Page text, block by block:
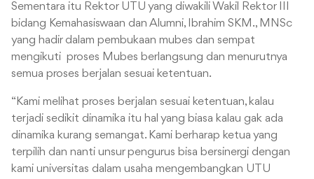
Sementara itu Rektor UTU yang diwakili Wakil Rektor III
bidang Kemahasiswaan dan Alumni, Ibrahim SKM., MNSc
yang hadir dalam pembukaan mubes dan sempat
mengikuti proses Mubes berlangsung dan menurutnya
semua proses berjalan sesuai ketentuan.
“Kami melihat proses berjalan sesuai ketentuan, kalau
terjadi sedikit dinamika itu hal yang biasa kalau gak ada
dinamika kurang semangat. Kami berharap ketua yang
terpilih dan nanti unsur pengurus bisa bersinergi dengan
kami universitas dalam usaha mengembangkan UTU